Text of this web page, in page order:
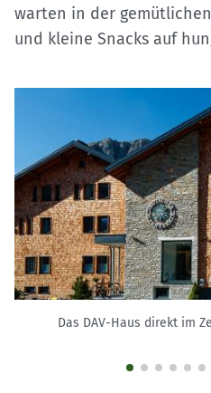
warten in der
und kleine Snacks auf
Das DAV-Haus direkt im